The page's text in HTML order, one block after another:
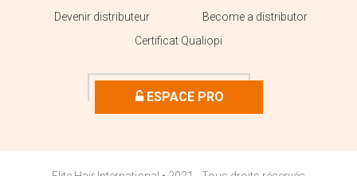
Devenir distributeur
Become a distributor
Certificat Qualiopi
ESPACE PRO